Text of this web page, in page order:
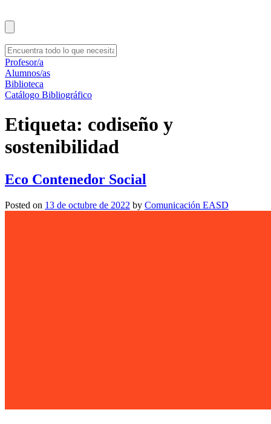
Profesor/a
Alumnos/as
Biblioteca
Catálogo Bibliográfico
Etiqueta: codiseño y
sostenibilidad
Eco Contenedor Social
Posted on 13 de octubre de 2022 by Comunicación EASD